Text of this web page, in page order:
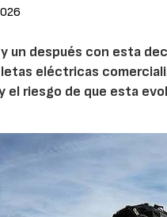
un después con esta
eléctricas
el riesgo de que esta